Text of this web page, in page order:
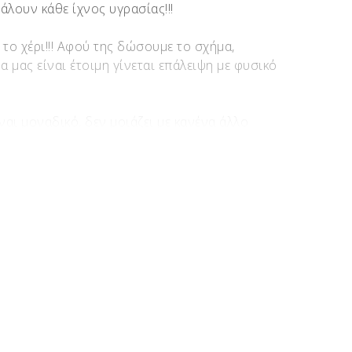
κάθε ίχνος υγρασίας!!!
το χέρι!!! Αφού της δώσουμε το σχήμα,
είναι έτοιμη γίνεται επάλειψη με φυσικό
τους, όπως αντιλαμβάνεστε, είναι